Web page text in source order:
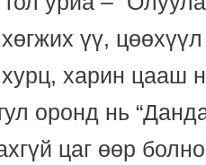
үү,
харин цааш
оронд нь
цаг өөр